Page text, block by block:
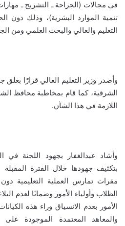
في مجالات (الجراحة ـ التشريح ـ
تنمية الموارد البشرية)، وذلك
التعليم والعالي والبحث العلمي ومن
وأصدر وزير التعليم العالي قرارًا بغلق
الشرقية، كما قام بمخاطبة محافظ
اللازمة في هذا الشأن.
وأشاد عبدالغفار بجهود اللجنة في
بتكثيف جهودها خلال الفترة
مقرات تمارس العملية التعليمية
الطلاب وأولياء الأمور وضمانًا لعدم
الأمور بعدم الانسياق وراء هذه
والمعاهد المعتمدة الموجودة على